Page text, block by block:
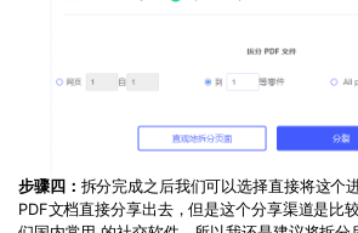
步骤四： 拆分完成之后我们可以选择直接将这个
PDF文档直接分享出去，但是这个分享渠道是比